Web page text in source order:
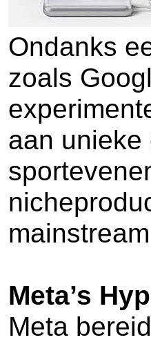
Ondanks
zoals
aan unieke
Meta’s
Meta